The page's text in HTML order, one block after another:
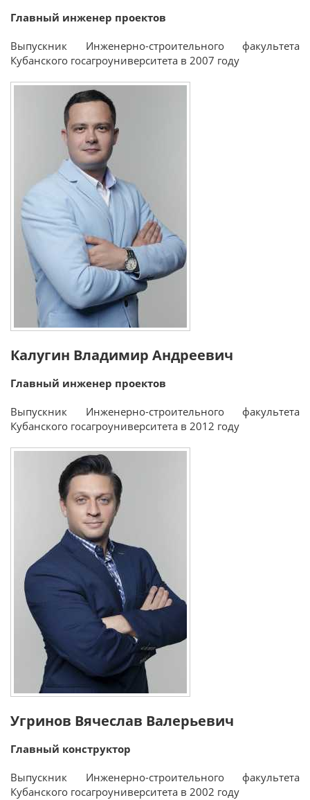
Главный инженер проектов
Выпускник Инженерно-строительного факультета
Кубанского госагроуниверситета в 2007 году
Калугин Владимир Андреевич
Главный инженер проектов
Выпускник Инженерно-строительного факультета
Кубанского госагроуниверситета в 2012 году
Угринов Вячеслав Валерьевич
Главный конструктор
Выпускник Инженерно-строительного факультета
Кубанского госагроуниверситета в 2002 году